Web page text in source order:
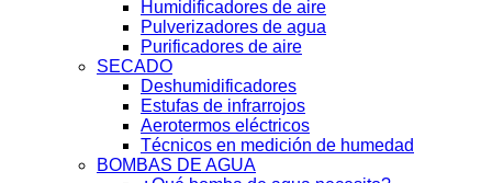
Humidificadores de aire
Pulverizadores de agua
Purificadores de aire
SECADO
Deshumidificadores
Estufas de infrarrojos
Aerotermos eléctricos
Técnicos en medición de humedad
BOMBAS DE AGUA